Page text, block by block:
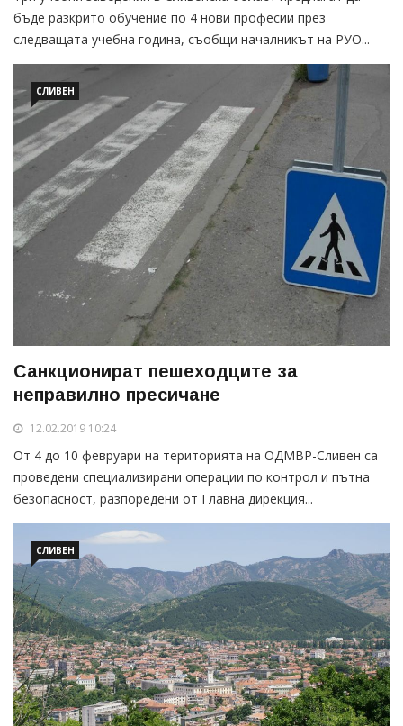
бъде разкрито обучение по 4 нови професии през
следващата учебна година, съобщи началникът на РУО...
СЛИВЕН
Санкционират пешеходците за
неправилно пресичане
12.02.2019 10:24
От 4 до 10 февруари на територията на ОДМВР-Сливен са
проведени специализирани операции по контрол и пътна
безопасност, разпоредени от Главна дирекция...
СЛИВЕН